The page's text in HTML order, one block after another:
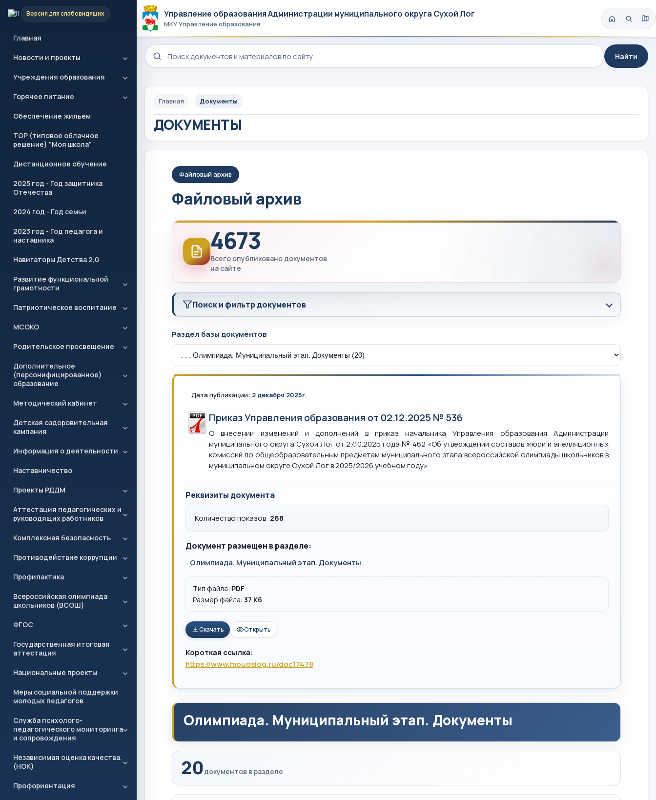
Версия для слабовидящих
Главная
Новости и проекты
Учреждения образования
Горячее питание
Обеспечение жильем
ТОР (типовое облачное
решение) "Моя школа"
Дистанционное обучение
2025 год - Год защитника
Отечества
2024 год - Год семьи
2023 год - Год педагога и
наставника
Навигаторы Детства 2,0
Развитие функциональной
грамотности
Патриотическое воспитание
МСОКО
Родительское просвещение
Дополнительное
(персонифицированное)
образование
Методический кабинет
Детская оздоровительная
кампания
Информация о деятельности
Наставничество
Проекты РДДМ
Аттестация педагогических и
руководящих работников
Комплексная безопасность
Противодействие коррупции
Профилактика
Всероссийская олимпиада
школьников (ВСОШ)
ФГОС
Государственная итоговая
аттестация
Национальные проекты
Меры социальной поддержки
молодых педагогов
Служба психолого-
педагогического мониторинга
и сопровождения
Независимая оценка качества.
(НОК)
Профориентация
Управление образования Администрации муниципального округа Сухой Лог
МКУ Управление образования
Поиск по сайту
Найти
Главная Документы
ДОКУМЕНТЫ
Файловый архив
Файловый архив
4673
Всего опубликовано документов
на сайте
Поиск и фильтр документов
Раздел базы документов
Дата публикации: 2 декабря 2025г.
Приказ Управления образования от 02.12.2025 № 536
О внесении изменений и дополнений в приказ начальника Управления образования Администрации
муниципального округа Сухой Лог от 27.10.2025 года № 462 «Об утверждении составов жюри и апелляционных
комиссий по общеобразовательным предметам муниципального этапа всероссийской олимпиады школьников в
муниципальном округе Сухой Лог в 2025/2026 учебном году»
Реквизиты документа
Количество показов: 268
Документ размещен в разделе:
-Олимпиада. Муниципальный этап. Документы
Тип файла: PDF
Размер файла: 37 Кб
Скачать Открыть
Короткая ссылка:
https://www.mouoslog.ru/doc17478
Олимпиада. Муниципальный этап. Документы
20документов в разделе